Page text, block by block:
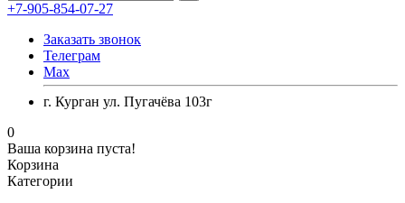
+7-905-854-07-27
Заказать звонок
Телеграм
Max
г. Курган ул. Пугачёва 103г
0
Ваша корзина пуста!
Корзина
Категории